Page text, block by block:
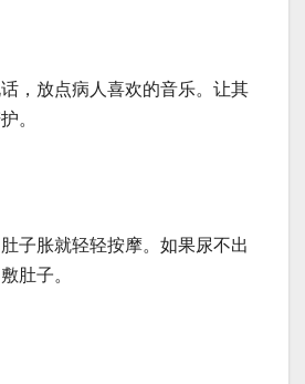
，放点病人喜欢的音乐。让其
。
子胀就轻轻按摩。如果尿不出
肚子。